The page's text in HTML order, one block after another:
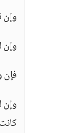
وإن
وإن
وإن